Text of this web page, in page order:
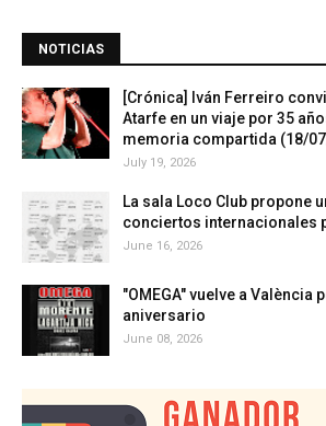
NOTICIAS
[Crónica] Iván Ferreiro
Atarfe en un viaje por 35
memoria compartida (18/
July 19, 2026
La sala Loco Club propone
conciertos internacionales
June 16, 2026
"OMEGA" vuelve a València
aniversario
June 08, 2026